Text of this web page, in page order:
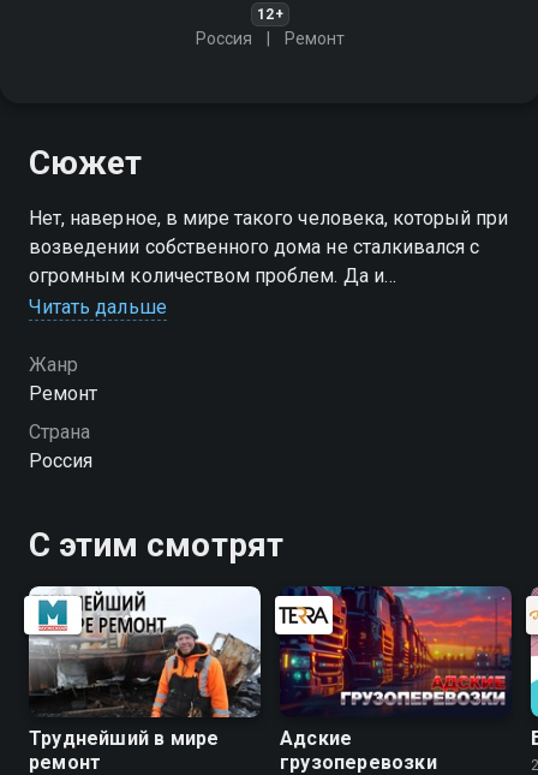
12+
Россия Ремонт
Сюжет
Нет, наверное, в мире такого человека, который при
возведении собственного дома не сталкивался с
огромным количеством проблем. Да и
обслуживание загородного дома также несет в себе
Посмотреть онлайн 2 сезон сериала Строй-ка! вы
можете совершенно бесплатно в хорошем HD
качестве на Смотрёшке
Читать дальше
Жанр
Ремонт
Страна
Россия
С этим смотрят
Труднейший в мире
ремонт
Адские
грузоперевозки